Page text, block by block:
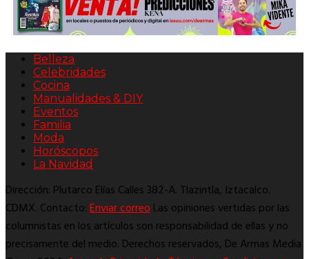
Belleza
Celebridades
Cocina
Manualidades & DIY
Eventos
Familia
Moda
Horóscopos
La Navidad
Dirección: Plutarco Elías Calles 382-A. Tlazintla, Iztacalco.
CDMX. Contacto:Enviar correoLas opiniones vertidas por las
columnistas en los artículos son responsabilidad de ellas y no
precisamente del medio. Derechos reservados, De Armas Media